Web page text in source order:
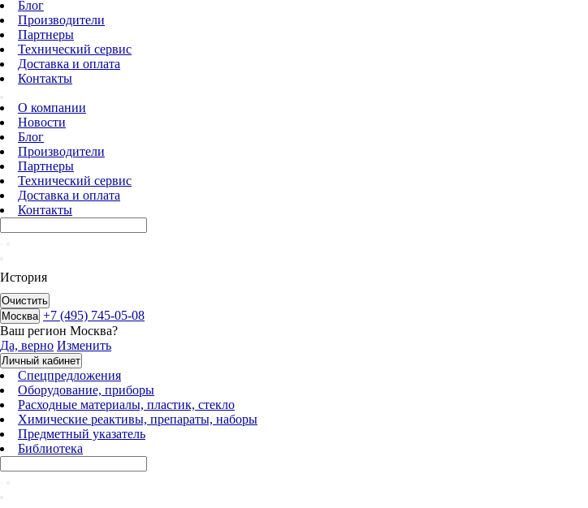
Блог
Производители
Партнеры
Технический сервис
Доставка и оплата
Контакты
О компании
Новости
Блог
Производители
Партнеры
Технический сервис
Доставка и оплата
Контакты
История
Очистить
Москва +7 (495) 745-05-08
Ваш регион Москва?
Да, верно Изменить
Личный кабинет
Спецпредложения
Оборудование, приборы
Расходные материалы, пластик, стекло
Химические реактивы, препараты, наборы
Предметный указатель
Библиотека